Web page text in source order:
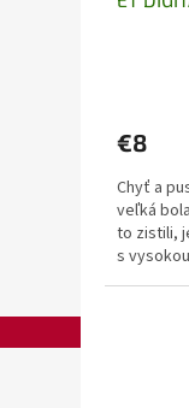
€8
Chyť a
veľká
to zistili,
s
ponúka...